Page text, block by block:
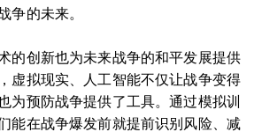
争的未来。
的创新也为未来战争的和平发展提供
虚拟现实、人工智能不仅让战争变得
为预防战争提供了工具。通过模拟训
能在战争爆发前就提前识别风险、减